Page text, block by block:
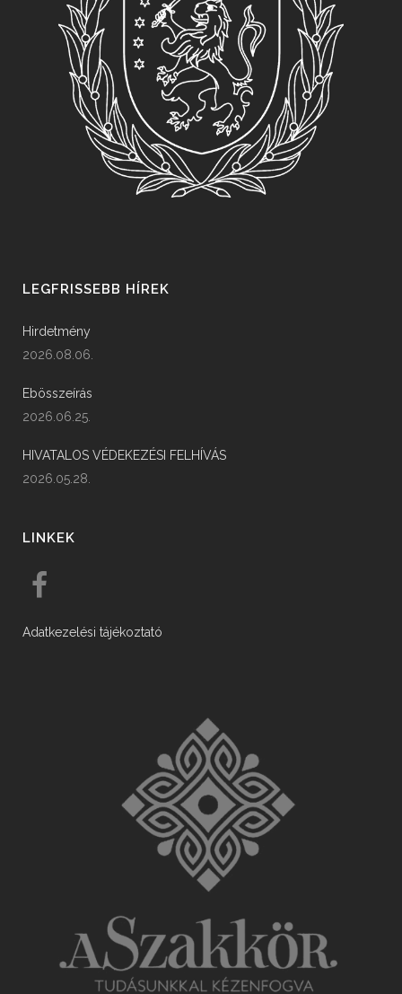
LEGFRISSEBB HÍREK
Hirdetmény
2026.08.06.
Ebösszeírás
2026.06.25.
HIVATALOS VÉDEKEZÉSI FELHÍVÁS
2026.05.28.
LINKEK
Adatkezelési tájékoztató